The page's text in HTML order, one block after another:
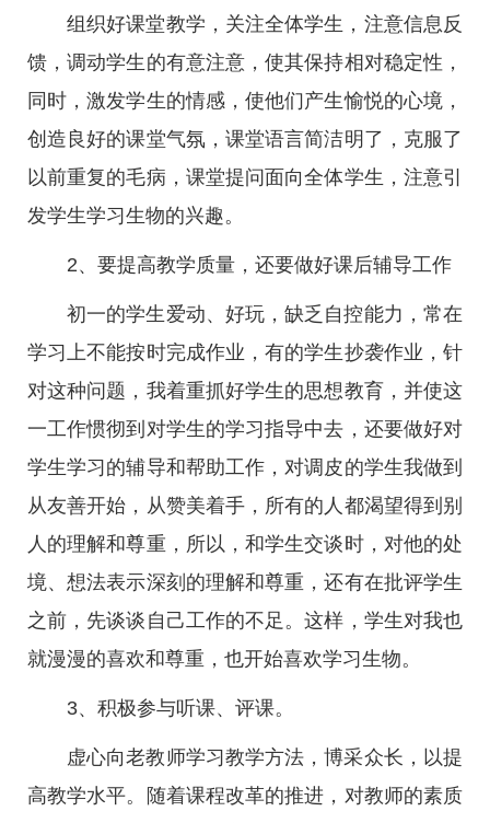
组织好课堂教学，关注全体学生，注意信息反
馈，调动学生的有意注意，使其保持相对稳定性，
同时，激发学生的情感，使他们产生愉悦的心境，
创造良好的课堂气氛，课堂语言简洁明了，克服了
以前重复的毛病，课堂提问面向全体学生，注意引
发学生学习生物的兴趣。
2、要提高教学质量，还要做好课后辅导工作
初一的学生爱动、好玩，缺乏自控能力，常在
学习上不能按时完成作业，有的学生抄袭作业，针
对这种问题，我着重抓好学生的思想教育，并使这
一工作惯彻到对学生的学习指导中去，还要做好对
学生学习的辅导和帮助工作，对调皮的学生我做到
从友善开始，从赞美着手，所有的人都渴望得到别
人的理解和尊重，所以，和学生交谈时，对他的处
境、想法表示深刻的理解和尊重，还有在批评学生
之前，先谈谈自己工作的不足。这样，学生对我也
就漫漫的喜欢和尊重，也开始喜欢学习生物。
3、积极参与听课、评课。
虚心向老教师学习教学方法，博采众长，以提
高教学水平。随着课程改革的推进，对教师的素质